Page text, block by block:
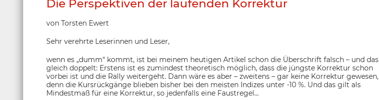
Die Perspektiven der laufenden Korrektur
von Torsten Ewert
Sehr verehrte Leserinnen und Leser,
wenn es „dumm“ kommt, ist bei meinem heutigen Artikel schon die Überschrift falsch – und das
gleich doppelt: Erstens ist es zumindest theoretisch möglich, dass die jüngste Korrektur schon
vorbei ist und die Rally weitergeht. Dann wäre es aber – zweitens – gar keine Korrektur gewesen,
denn die Kursrückgänge blieben bisher bei den meisten Indizes unter -10 %. Und das gilt als
Mindestmaß für eine Korrektur, so jedenfalls eine Faustregel…